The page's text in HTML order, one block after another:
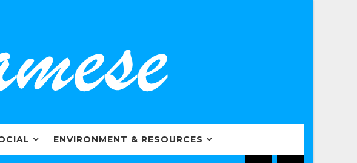
ENVIRONMENT & RESOURCES